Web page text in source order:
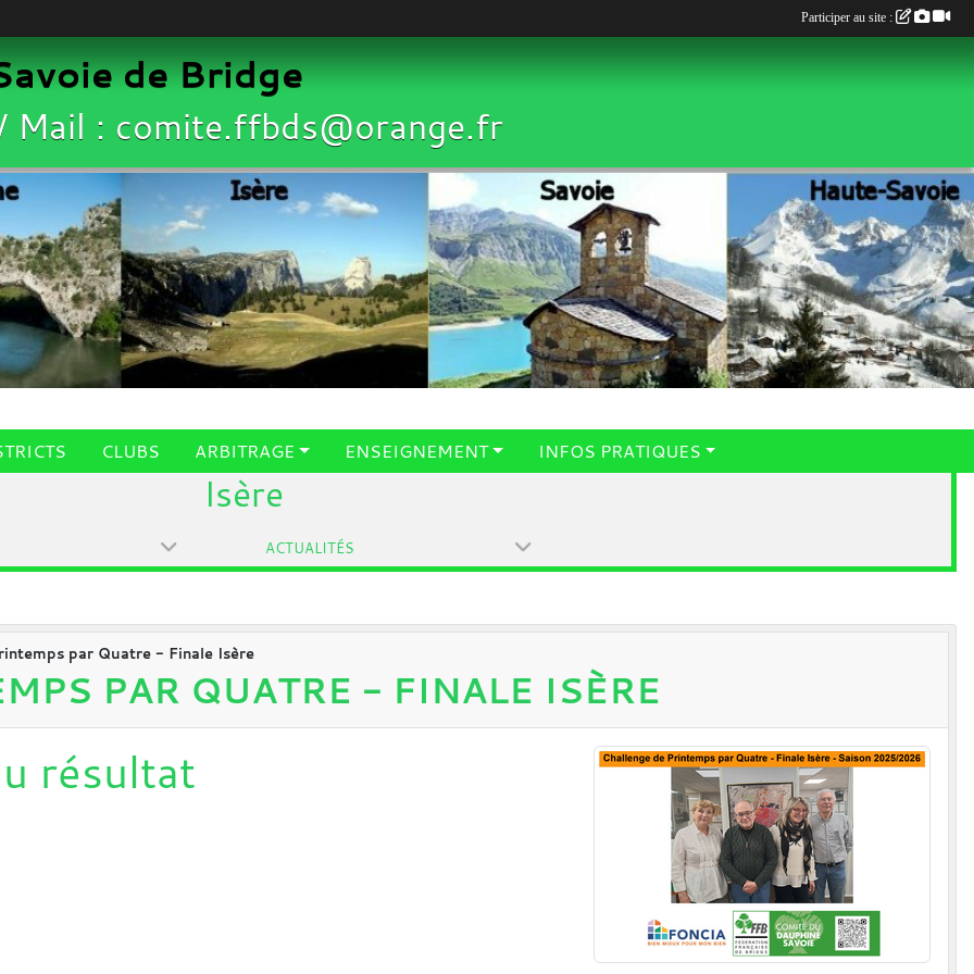
de Bridge
: comite.ffbds@orange.fr
CLUBS ARBITRAGE ENSEIGNEMENT INFOS PRATIQUES
Isère
ACTUALITÉS
par Quatre - Finale Isère
PAR QUATRE - FINALE ISÈRE
résultat
Participer au site :